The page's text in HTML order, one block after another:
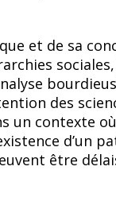
et de sa
des
contexte où
d’un
être